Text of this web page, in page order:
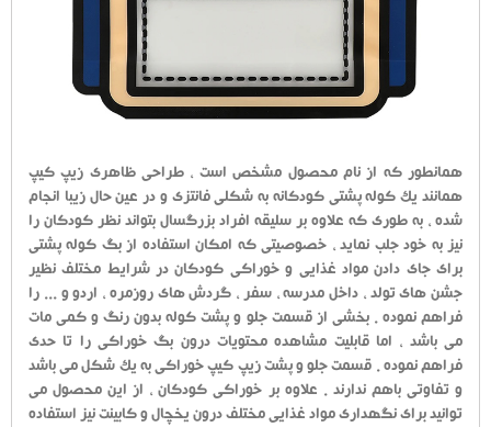
همانطور که از نام محصول مشخص است ، طراحی ظاهری زیپ کیپ
همانند یک کوله پشتی کودکانه به شکلی فانتزی و در عین حال زیبا انجام
شده ، به طوری که علاوه بر سلیقه افراد بزرگسال بتواند نظر کودکان را
نیز به خود جلب نماید ، خصوصیتی که امکان استفاده از بگ کوله پشتی
برای جای دادن مواد غذایی و خوراکی کودکان در شرایط مختلف نظیر
جشن های تولد ، داخل مدرسه ، سفر ، گردش های روزمره ، اردو و ... را
فراهم نموده . بخشی از قسمت جلو و پشت کوله بدون رنگ و کمی مات
می باشد ، اما قابلیت مشاهده محتویات درون بگ خوراکی را تا حدی
فراهم نموده . قسمت جلو و پشت زیپ کیپ خوراکی به یک شکل می باشد
و تفاوتی باهم ندارند . علاوه بر خوراکی کودکان ، از این محصول می
توانید برای نگهداری مواد غذایی مختلف درون یخچال و کابینت نیز استفاده